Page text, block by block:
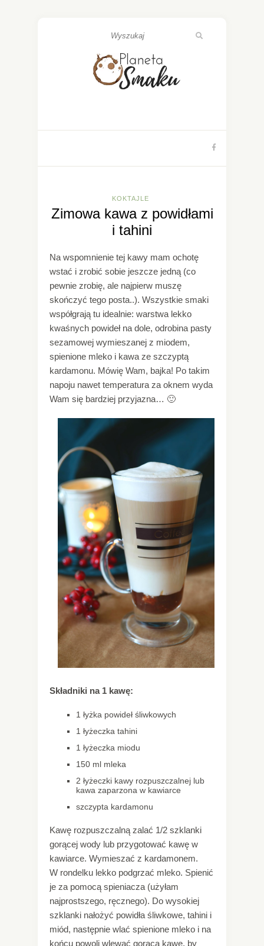
KOKTAJLE
Zimowa kawa z powidłami
i tahini
Na wspomnienie tej kawy mam ochotę
wstać i zrobić sobie jeszcze jedną (co
pewnie zrobię, ale najpierw muszę
skończyć tego posta..). Wszystkie smaki
współgrają tu idealnie: warstwa lekko
kwaśnych powideł na dole, odrobina pasty
sezamowej wymieszanej z miodem,
spienione mleko i kawa ze szczyptą
kardamonu. Mówię Wam, bajka! Po takim
napoju nawet temperatura za oknem wyda
Wam się bardziej przyjazna… 🙂
Składniki na 1 kawę:
1 łyżka powideł śliwkowych
1 łyżeczka tahini
1 łyżeczka miodu
150 ml mleka
2 łyżeczki kawy rozpuszczalnej lub
kawa zaparzona w kawiarce
szczypta kardamonu
Kawę rozpuszczalną zalać 1/2 szklanki
gorącej wody lub przygotować kawę w
kawiarce. Wymieszać z kardamonem.
W rondelku lekko podgrzać mleko. Spienić
je za pomocą spieniacza (użyłam
najprostszego, ręcznego). Do wysokiej
szklanki nałożyć powidła śliwkowe, tahini i
miód, następnie wlać spienione mleko i na
końcu powoli wlewać gorącą kawę, by